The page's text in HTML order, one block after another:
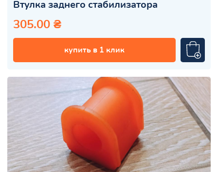
Втулка заднего стабилизатора
305.00 ₴
купить в 1 клик